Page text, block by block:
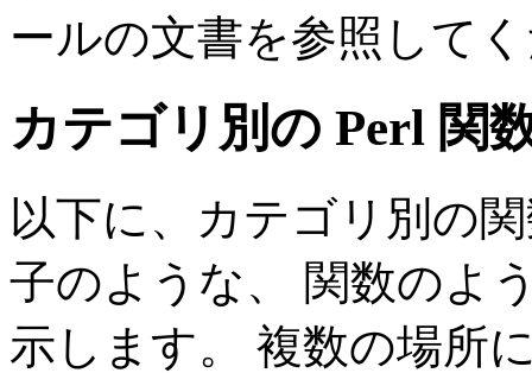
ールの文書を参照して
カテゴリ別の Perl 関
以下に、カテゴリ別の
子のような、 関数のよ
示します。 複数の場所